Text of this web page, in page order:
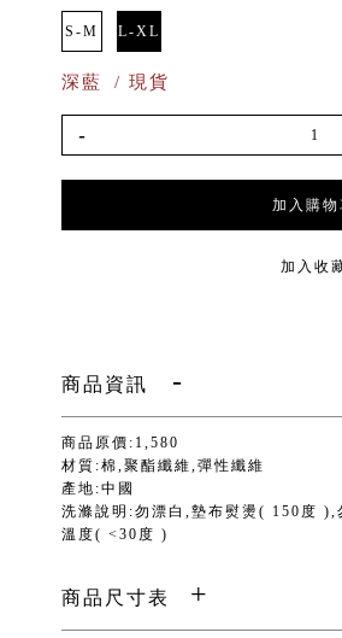
S-M L-XL
深藍 / 現貨
-
加入購物
加入收
商品資訊
商品原價:1,580
材質:棉,聚酯纖維,彈性纖維
產地:中國
洗滌說明:勿漂白,墊布熨燙( 150度 ),
溫度( <30度 )
商品尺寸表